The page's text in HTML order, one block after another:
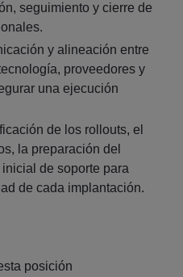
seguimiento y cierre de
y alineación entre
proveedores y
una ejecución
de los rollouts, el
la preparación del
de soporte para
de cada implantación.
posición